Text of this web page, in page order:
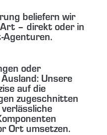
beliefern wir
– direkt oder in
Agenturen.
oder
Unsere
auf die
zugeschnitten
Ort umsetzen.